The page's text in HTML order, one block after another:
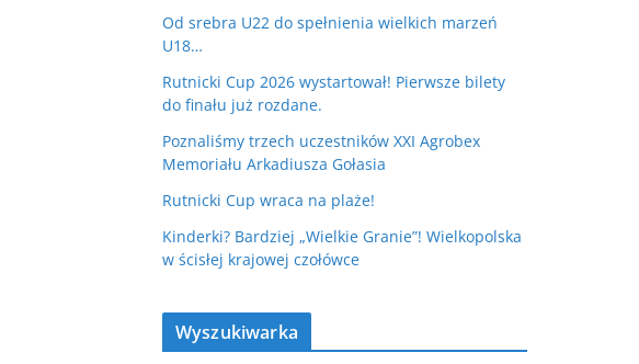
Od srebra U22 do spełnienia wielkich marzeń
U18…
Rutnicki Cup 2026 wystartował! Pierwsze bilety
do finału już rozdane.
Poznaliśmy trzech uczestników XXI Agrobex
Memoriału Arkadiusza Gołasia
Rutnicki Cup wraca na plaże!
Kinderki? Bardziej „Wielkie Granie”! Wielkopolska
w ścisłej krajowej czołówce
Wyszukiwarka